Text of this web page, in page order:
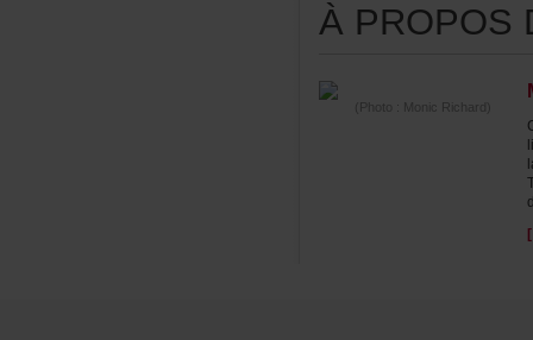
(Photo:MonicRichard)